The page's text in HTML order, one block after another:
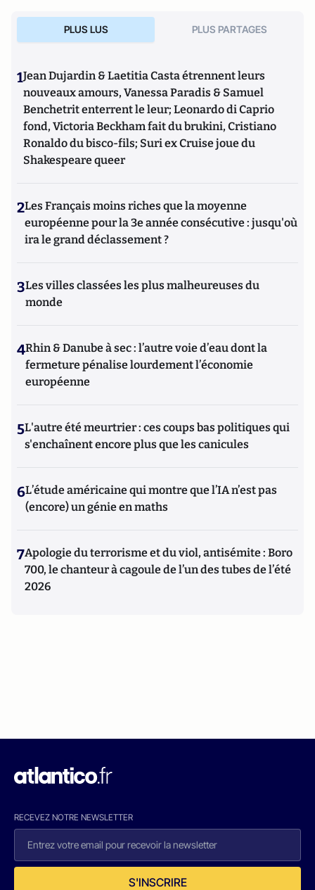
PLUS LUS PLUS PARTAGES
1Jean Dujardin & Laetitia Casta étrennent leurs
nouveaux amours, Vanessa Paradis & Samuel
Benchetrit enterrent le leur; Leonardo di Caprio
fond, Victoria Beckham fait du brukini, Cristiano
Ronaldo du bisco-fils; Suri ex Cruise joue du
Shakespeare queer
2Les Français moins riches que la moyenne
européenne pour la 3e année consécutive : jusqu'où
ira le grand déclassement ?
3Les villes classées les plus malheureuses du
monde
4Rhin & Danube à sec : l’autre voie d’eau dont la
fermeture pénalise lourdement l’économie
européenne
5L'autre été meurtrier : ces coups bas politiques qui
s'enchaînent encore plus que les canicules
6L’étude américaine qui montre que l’IA n’est pas
(encore) un génie en maths
7Apologie du terrorisme et du viol, antisémite : Boro
700, le chanteur à cagoule de l’un des tubes de l’été
2026
RECEVEZ NOTRE NEWSLETTER
S'INSCRIRE